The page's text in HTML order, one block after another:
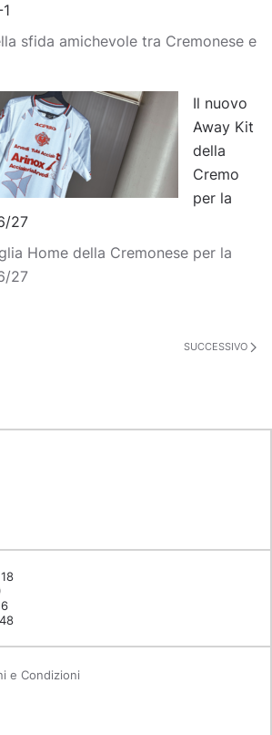
sfida amichevole tra Cremonese e
Il nuovo
Away Kit
della
Cremo
per la
27
Home della Cremonese per la
27
SUCCESSIVO
e Condizioni